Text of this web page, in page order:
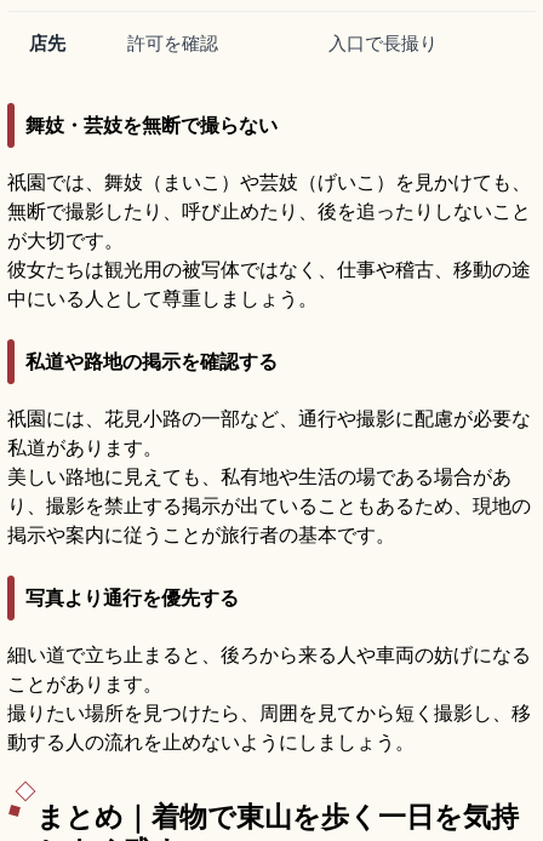
店先 許可を確認 入口で長撮り
舞妓・芸妓を無断で撮らない
祇園では、舞妓（まいこ）や芸妓（げいこ）を見かけても、
無断で撮影したり、呼び止めたり、後を追ったりしないこと
が大切です。
彼女たちは観光用の被写体ではなく、仕事や稽古、移動の途
中にいる人として尊重しましょう。
私道や路地の掲示を確認する
祇園には、花見小路の一部など、通行や撮影に配慮が必要な
私道があります。
美しい路地に見えても、私有地や生活の場である場合があ
り、撮影を禁止する掲示が出ていることもあるため、現地の
掲示や案内に従うことが旅行者の基本です。
写真より通行を優先する
細い道で立ち止まると、後ろから来る人や車両の妨げになる
ことがあります。
撮りたい場所を見つけたら、周囲を見てから短く撮影し、移
動する人の流れを止めないようにしましょう。
まとめ｜着物で東山を歩く一日を気持